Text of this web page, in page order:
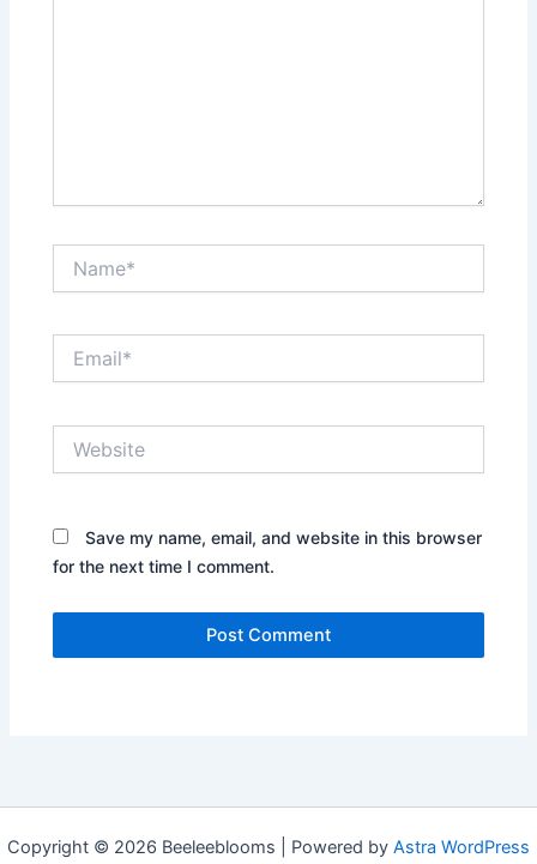
Save my name, email, and website in this browser
for the next time I comment.
Copyright © 2026 Beeleeblooms | Powered by Astra WordPress